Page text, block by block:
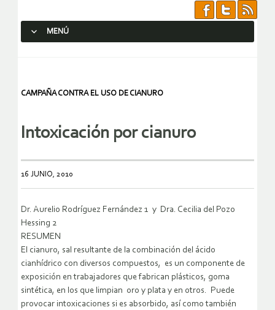
MENÚ
CAMPAÑA CONTRA EL USO DE CIANURO
Intoxicación por cianuro
16 JUNIO, 2010
Dr. Aurelio Rodríguez Fernández 1 y Dra. Cecilia del Pozo
Hessing 2
RESUMEN
El cianuro, sal resultante de la combinación del ácido
cianhídrico con diversos compuestos, es un componente de
exposición en trabajadores que fabrican plásticos, goma
sintética, en los que limpian oro y plata y en otros. Puede
provocar intoxicaciones si es absorbido, así como también